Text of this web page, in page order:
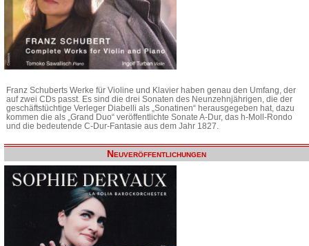
Franz Schuberts Werke für Violine und Klavier haben genau den Umfang, der
auf zwei CDs passt. Es sind die drei Sonaten des Neunzehnjährigen, die der
geschäftstüchtige Verleger Diabelli als „Sonatinen“ herausgegeben hat, dazu
kommen die als „Grand Duo“ veröffentlichte Sonate A-Dur, das h-Moll-Rondo
und die bedeutende C-Dur-Fantasie aus dem Jahr 1827.
Neuveröffentlichungen